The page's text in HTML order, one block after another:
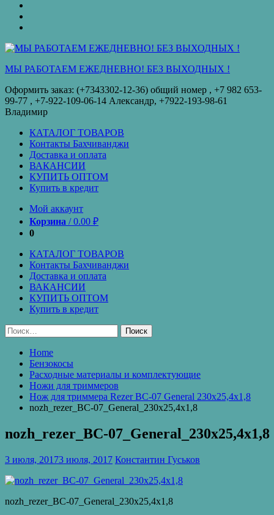
кредит
МЫ РАБОТАЕМ ЕЖЕДНЕВНО! БЕЗ ВЫХОДНЫХ !
Оформить заказ: (+7343302-12-36) общий номер , ‪+7 982 653-
99-77‬ , +7-922-109-06-14 Александр, +7922-193-98-61
Владимир
КАТАЛОГ ТОВАРОВ
Контакты Бахчиванджи
Доставка и оплата
ВАКАНСИИ
КУПИТЬ ОПТОМ
Купить в кредит
Мой аккаунт
Корзина /0.00 ₽
0
КАТАЛОГ ТОВАРОВ
Контакты Бахчиванджи
Доставка и оплата
ВАКАНСИИ
КУПИТЬ ОПТОМ
Купить в кредит
Найти:
Home
Бензокосы
Расходные материалы и комплектующие
Ножи для триммеров
Нож для триммера Rezer ВС-07 General 230х25,4х1,8
nozh_rezer_ВС-07_General_230х25,4х1,8
nozh_rezer_ВС-07_General_230х25,4х1,8
3 июля, 20173 июля, 2017 Константин Гуськов
nozh_rezer_ВС-07_General_230х25,4х1,8